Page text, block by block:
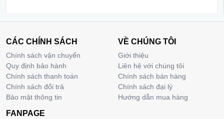
CÁC CHÍNH SÁCH
Chính sách vận chuyển
Quy định bảo hành
Chính sách thanh toán
Chính sách đổi trả
Bảo mật thông tin
VỀ CHÚNG TÔI
Giới thiệu
Liên hệ với chúng tôi
Chính sách bán hàng
Chính sách đại lý
Hướng dẫn mua hàng
FANPAGE